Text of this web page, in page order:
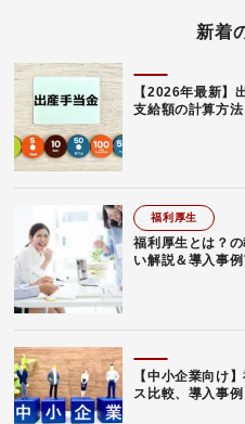
新着
【2026年最新】
支給額の計算方
福利厚生
福利厚生とは？
い解説＆導入事例
【中小企業向け
ス比較、導入事例